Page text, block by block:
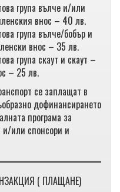
група вълче и/или
внос – 40 лв.
група вълче/бобър и
внос – 35 лв.
група скаут и скаут –
– 25 лв.
се заплащат в
дофинансирането
програма за
или спонсори и
( ПЛАЩАНЕ)